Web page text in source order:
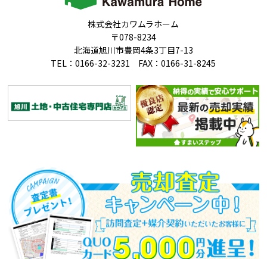
株式会社カワムラホーム
〒078-8234
北海道旭川市豊岡4条3丁目7-13
TEL：0166-32-3231 FAX：0166-31-8245